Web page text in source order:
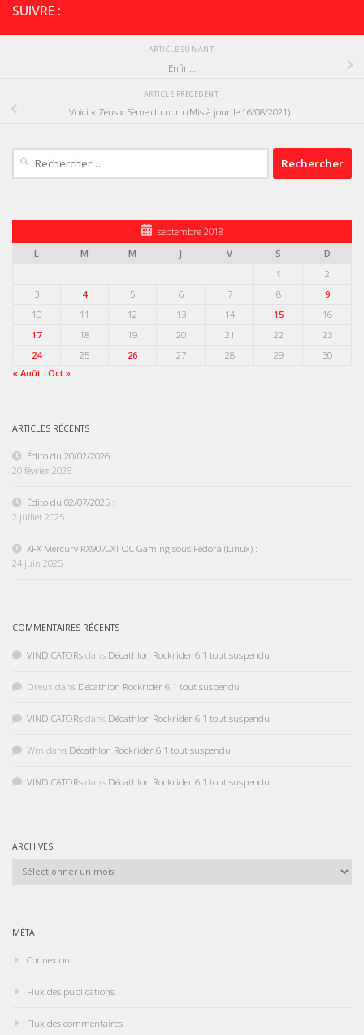
SUIVRE :
ARTICLE SUIVANT
Enfin…
ARTICLE PRÉCÉDENT
Voici « Zeus » 5ème du nom (Mis à jour le 16/08/2021) :
Rechercher :
septembre 2018
L
M M J V S
D
1
2
3
4 5 6 7 8
9
10
11 12 13 14 15
16
17
18 19 20 21 22
23
24
25 26 27 28 29
30
« Août Oct »
ARTICLES RÉCENTS
Édito du 20/02/2026
20 février 2026
Édito du 02/07/2025 :
2 juillet 2025
XFX Mercury RX9070XT OC Gaming sous Fedora (Linux) :
24 juin 2025
COMMENTAIRES RÉCENTS
VINDICATORs dans Décathlon Rockrider 6.1 tout suspendu
Dreux dans Décathlon Rockrider 6.1 tout suspendu
VINDICATORs dans Décathlon Rockrider 6.1 tout suspendu
Wm dans Décathlon Rockrider 6.1 tout suspendu
VINDICATORs dans Décathlon Rockrider 6.1 tout suspendu
ARCHIVES
MÉTA
Connexion
Flux des publications
Flux des commentaires